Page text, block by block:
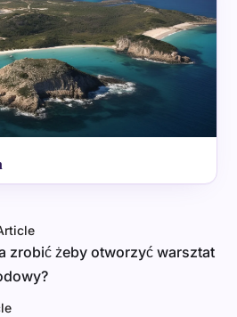
zrobić żeby otworzyć warsztat